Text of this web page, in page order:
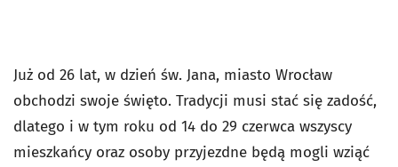
Już od 26 lat, w dzień św. Jana, miasto Wrocław
obchodzi swoje święto. Tradycji musi stać się zadość,
dlatego i w tym roku od 14 do 29 czerwca wszyscy
mieszkańcy oraz osoby przyjezdne będą mogli wziąć